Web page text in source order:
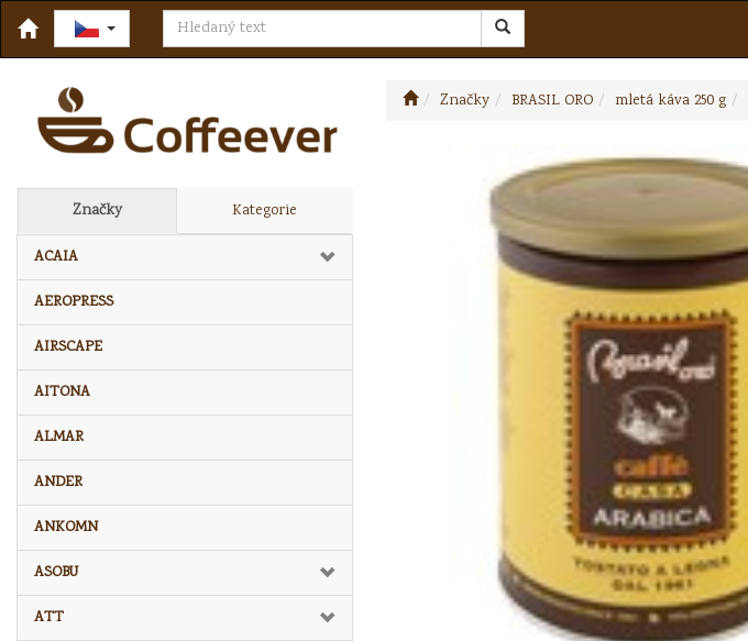
Značky Kategorie
ACAIA
AEROPRESS
AIRSCAPE
AITONA
ALMAR
ANDER
ANKOMN
ASOBU
ATT
Značky BRASIL ORO mletá káva 250 g